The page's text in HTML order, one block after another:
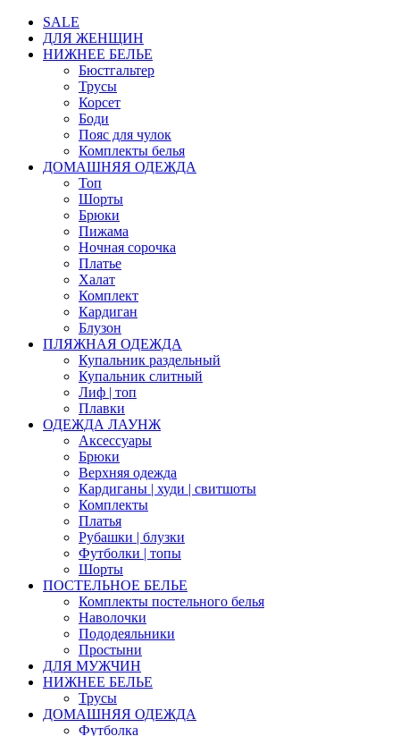
SALE
ДЛЯ ЖЕНЩИН
НИЖНЕЕ БЕЛЬЕ
Бюстгальтер
Трусы
Корсет
Боди
Пояс для чулок
Комплекты белья
ДОМАШНЯЯ ОДЕЖДА
Топ
Шорты
Брюки
Пижама
Ночная сорочка
Платье
Халат
Комплект
Кардиган
Блузон
ПЛЯЖНАЯ ОДЕЖДА
Купальник раздельный
Купальник слитный
Лиф | топ
Плавки
ОДЕЖДА ЛАУНЖ
Аксессуары
Брюки
Верхняя одежда
Кардиганы | худи | свитшоты
Комплекты
Платья
Рубашки | блузки
Футболки | топы
Шорты
ПОСТЕЛЬНОЕ БЕЛЬЕ
Комплекты постельного белья
Наволочки
Пододеяльники
Простыни
ДЛЯ МУЖЧИН
НИЖНЕЕ БЕЛЬЕ
Трусы
ДОМАШНЯЯ ОДЕЖДА
Футболка